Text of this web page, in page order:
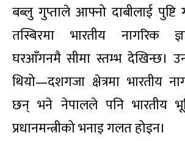
बब्लु गुप्ताले आफ्नो दाबीलाई पुष्टि
तस्बिरमा भारतीय नागरिक
घरआँगनमै सीमा स्तम्भ देखिन्छ।
थियो—दशगजा क्षेत्रमा भारतीय
छन् भने नेपालले पनि भारतीय
प्रधानमन्त्रीको भनाइ गलत होइन।